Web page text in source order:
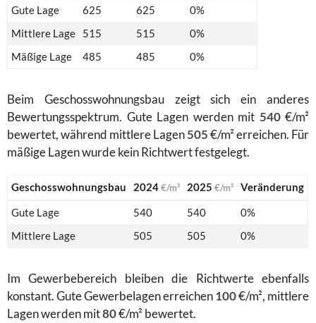
Gute Lage
625 625
0%
Mittlere Lage
515 515
0%
Mäßige Lage
485 485 0%
Beim Geschosswohnungsbau zeigt sich ein anderes
Bewertungsspektrum. Gute Lagen werden mit 540€/m²
bewertet, während mittlere Lagen505€/m² erreichen. Für
mäßige Lagen wurde kein Richtwert festgelegt.
Geschosswohnungsbau 2024€/m² 2025 €/m²
Veränderung
Gute Lage
540 540
0%
Mittlere Lage
505 505 0%
Im Gewerbebereich bleiben die Richtwerte ebenfalls
konstant. Gute Gewerbelagen erreichen100€/m², mittlere
Lagen werden mit80€/m² bewertet.